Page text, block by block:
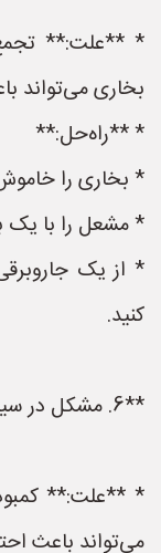
* **علت:** تجمع
بخاری می‌تواند
* **راه‌حل:**
* بخاری را
* مشعل را با یک
* از یک
کنید.
**6. مشکل در سیستم گازرسانی:**
* **علت:** کمبود
می‌تواند باعث